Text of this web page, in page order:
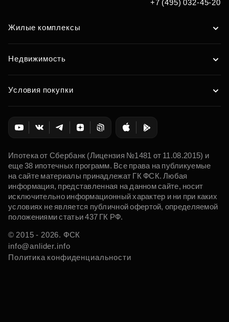
+7 (495) 032-45-20
Жилые комплексы
Недвижимость
Условия покупки
Ипотека от Сбербанк (Лицензия №1481 от 11.08.2015) и
еще 38 ипотечных программ. Все права на публикуемые
на сайте материалы принадлежат ГК ФСК. Любая
информация, представленная на данном сайте, носит
исключительно информационный характер и ни при каких
условиях не является публичной офертой, определяемой
положениями статьи 437 ГК РФ.
© 2015 - 2026. ФСК
info@anlider.info
Политика конфиденциальности